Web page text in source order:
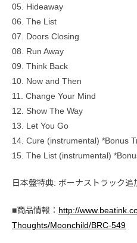
05. Hideaway
06. The List
07. Doors Closing
08. Run Away
09. Think Back
10. Now and Then
11. Change Your Mind
12. Show The Way
13. Let You Go
14. Cure (instrumental) *Bonus
15. The List (instrumental)
日本盤特典: ボーナストラック
■商品情報： http://
Thoughts/Moonchild/BRC-549